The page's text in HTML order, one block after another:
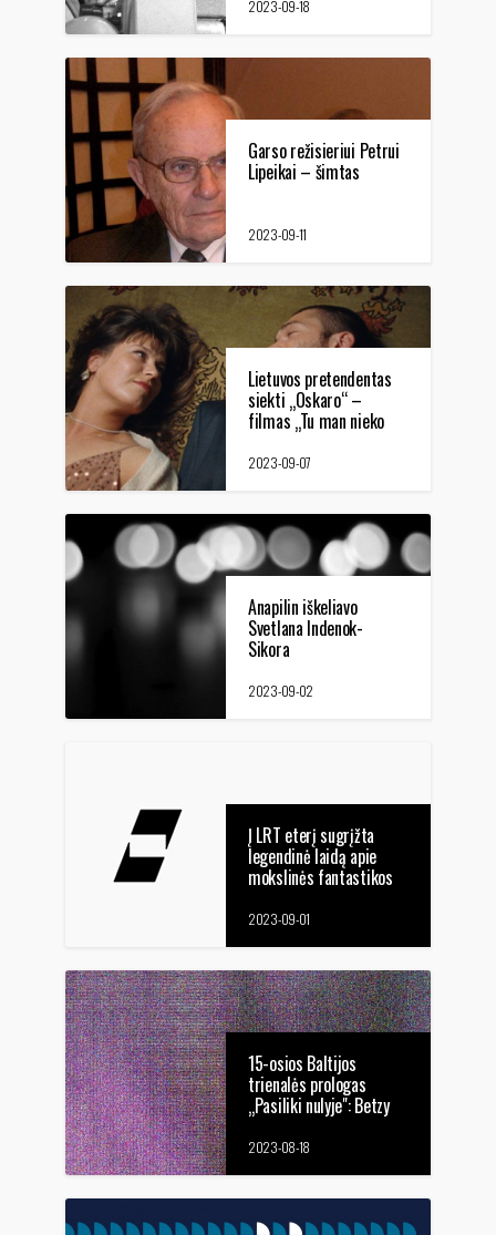
2023-09-18
Garso režisieriui Petrui
Lipeikai – šimtas
2023-09-11
Lietuvos pretendentas
siekti „Oskaro“ –
filmas „Tu man nieko
neprimeni“
2023-09-07
Anapilin iškeliavo
Svetlana Indenok-
Sikora
2023-09-02
Į LRT eterį sugrįžta
legendinė laidą apie
mokslinės fantastikos
2023-09-01
15-osios Baltijos
trienalės prologas
„Pasiliki nulyje": Betzy
Bromberg, Margaret
Raspé ir Jameso
Richardso filmų
2023-08-18